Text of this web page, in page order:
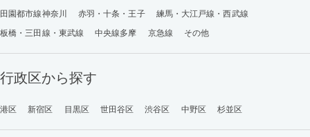
田園都市線神奈川
赤羽・十条・王子
練馬・大江戸線・西武線
板橋・三田線・東武線
中央線多摩 京急線 その他
行政区から探す
港区 新宿区 目黒区 世田谷区 渋谷区 中野区 杉並区